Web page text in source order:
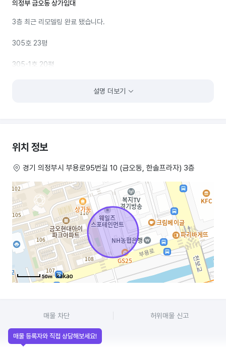
의정부 금오동 상가임대
3층 최근 리모델링 완료 됐습니다.
305호 23평
305-1호 20평
인테리어 완료
즉시 입주가능
1인샵, 병원, 추천드립니다.
언제든 편히 연락주세요
설명 더보기
위치 정보
경기 의정부시 부용로95번길 10 (금오동, 한솔프라자) 3층
50m
매물 차단 허위매물 신고
매물 등록자와 직접 상담해보세요!